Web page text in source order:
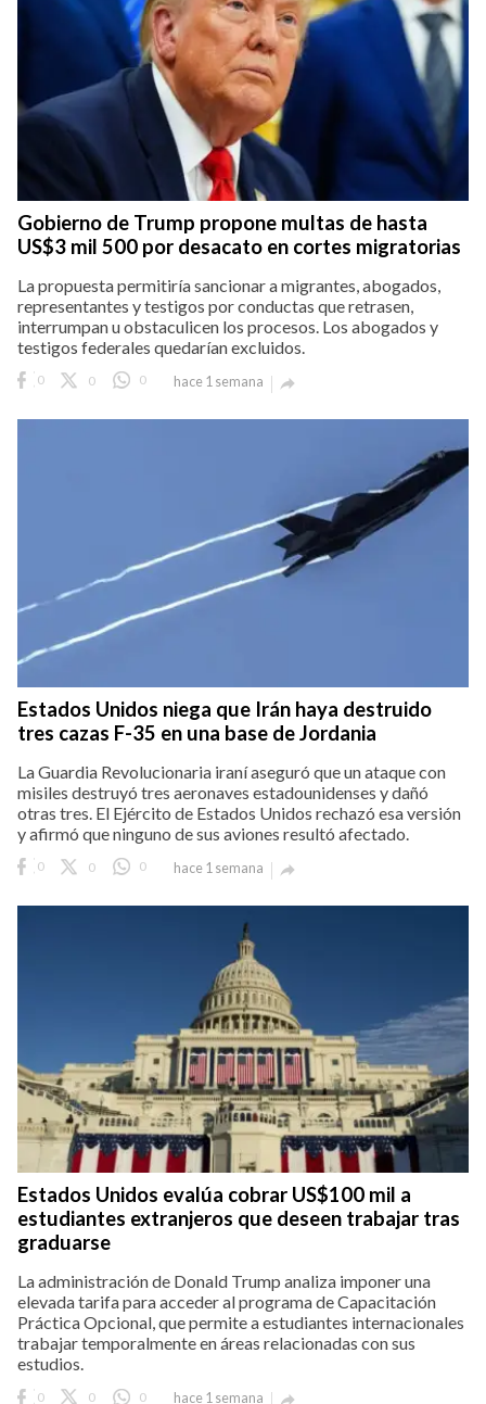
Gobierno de Trump propone multas de hasta
US$3 mil 500 por desacato en cortes migratorias
La propuesta permitiría sancionar a migrantes, abogados,
representantes y testigos por conductas que retrasen,
interrumpan u obstaculicen los procesos. Los abogados y
testigos federales quedarían excluidos.
0 0 0 hace 1 semana 
Estados Unidos niega que Irán haya destruido
tres cazas F-35 en una base de Jordania
La Guardia Revolucionaria iraní aseguró que un ataque con
misiles destruyó tres aeronaves estadounidenses y dañó
otras tres. El Ejército de Estados Unidos rechazó esa versión
y afirmó que ninguno de sus aviones resultó afectado.
0 0 0 hace 1 semana 
Estados Unidos evalúa cobrar US$100 mil a
estudiantes extranjeros que deseen trabajar tras
graduarse
La administración de Donald Trump analiza imponer una
elevada tarifa para acceder al programa de Capacitación
Práctica Opcional, que permite a estudiantes internacionales
trabajar temporalmente en áreas relacionadas con sus
estudios.
0 0 0 hace 1 semana 